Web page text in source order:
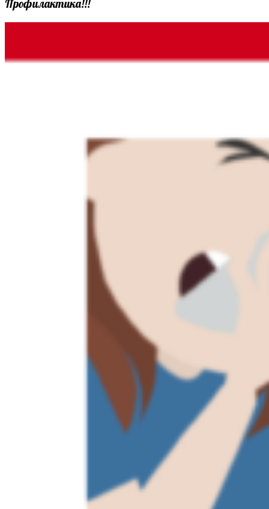
Профилактика!!!